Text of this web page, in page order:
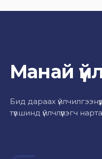
Манай
Бид дараах
түвшинд үйлчлүүлэгч